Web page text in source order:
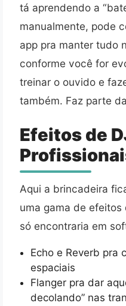
tá aprendendo a
manualmente, pode
app pra manter tudo
conforme você for
treinar o ouvido e
também. Faz parte
Efeitos de
Aqui a brincadeira
uma gama de
só encontraria em
Echo e Reverb pra
espaciais
Flanger pra dar
decolando” nas